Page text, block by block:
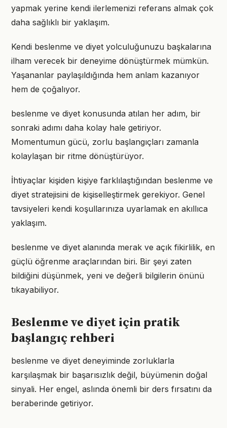
yapmak yerine kendi ilerlemenizi referans almak çok
daha sağlıklı bir yaklaşım.
Kendi beslenme ve diyet yolculuğunuzu başkalarına
ilham verecek bir deneyime dönüştürmek mümkün.
Yaşananlar paylaşıldığında hem anlam kazanıyor
hem de çoğalıyor.
beslenme ve diyet konusunda atılan her adım, bir
sonraki adımı daha kolay hale getiriyor.
Momentumun gücü, zorlu başlangıçları zamanla
kolaylaşan bir ritme dönüştürüyor.
İhtiyaçlar kişiden kişiye farklılaştığından beslenme ve
diyet stratejisini de kişiselleştirmek gerekiyor. Genel
tavsiyeleri kendi koşullarınıza uyarlamak en akıllıca
yaklaşım.
beslenme ve diyet alanında merak ve açık fikirlilik, en
güçlü öğrenme araçlarından biri. Bir şeyi zaten
bildiğini düşünmek, yeni ve değerli bilgilerin önünü
tıkayabiliyor.
Beslenme ve diyet için pratik
başlangıç rehberi
beslenme ve diyet deneyiminde zorluklarla
karşılaşmak bir başarısızlık değil, büyümenin doğal
sinyali. Her engel, aslında önemli bir ders fırsatını da
beraberinde getiriyor.